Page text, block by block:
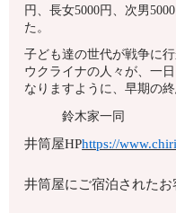
円、長女5000円、次男
た。
子ども達の世代が戦争に
ウクライナの人々が、一
なりますように、早期の
鈴木家一同
井筒屋HPhttps://
井筒屋にご宿泊されたお